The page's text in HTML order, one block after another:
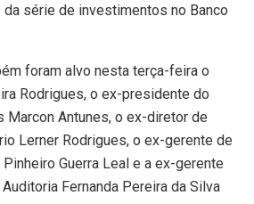
série de investimentos no Banco
foram alvo nesta terça-feira o
Rodrigues, o ex-presidente do
Marcon Antunes, o ex-diretor de
Lerner Rodrigues, o ex-gerente de
Guerra Leal e a ex-gerente
Fernanda Pereira da Silva